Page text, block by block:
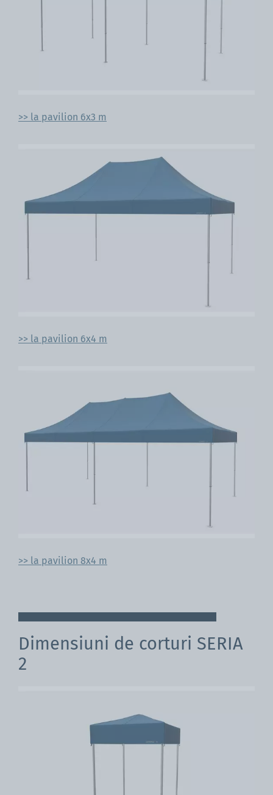
>> la pavilion 6x3 m
>> la pavilion 6x4 m
>> la pavilion 8x4 m
Dimensiuni de corturi SERIA
2